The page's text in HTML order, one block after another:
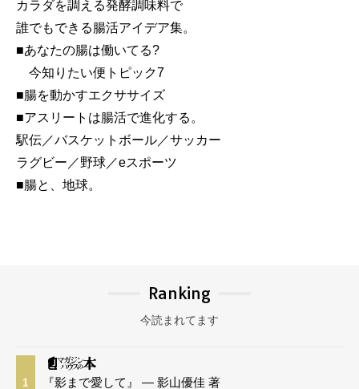
カラダを調える発酵調味料で
誰でもできる腸活アイデア集。
■あなたの腸は働いてる?
今知りたい便トピック7
■腸を動かすエクササイズ
■アスリートは腸活で進化する。
駅伝／バスケットボール／サッカー
ラグビー／野球／eスポーツ
■腸と、地球。
Ranking
今読まれてます
1 『影まで愛して』 — 影山優佳 著